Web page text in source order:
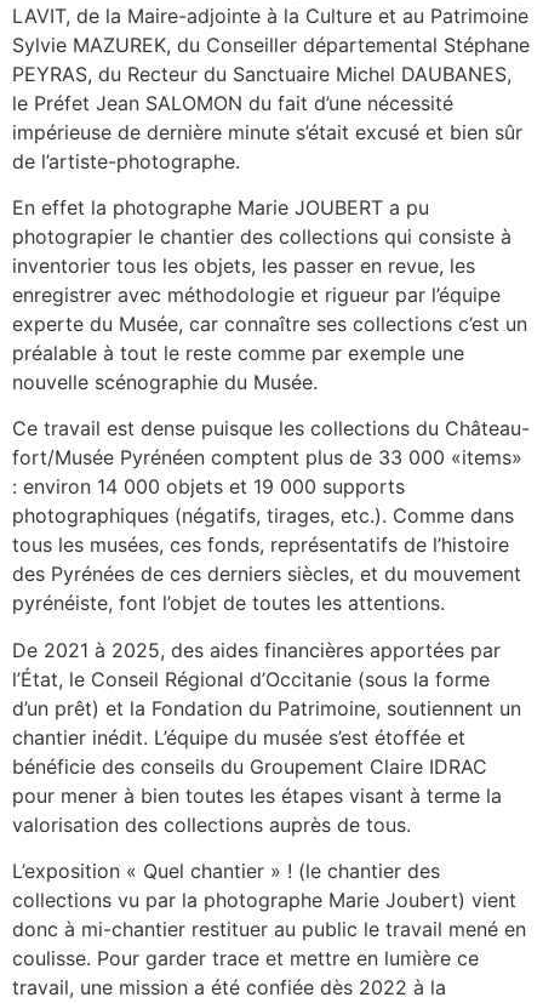
LAVIT, de la Maire-adjointe à la Culture et au Patrimoine
Sylvie MAZUREK, du Conseiller départemental Stéphane
PEYRAS, du Recteur du Sanctuaire Michel DAUBANES,
le Préfet Jean SALOMON du fait d’une nécessité
impérieuse de dernière minute s’était excusé et bien sûr
de l’artiste-photographe.
En effet la photographe Marie JOUBERT a pu
photograpier le chantier des collections qui consiste à
inventorier tous les objets, les passer en revue, les
enregistrer avec méthodologie et rigueur par l’équipe
experte du Musée, car connaître ses collections c’est un
préalable à tout le reste comme par exemple une
nouvelle scénographie du Musée.
Ce travail est dense puisque les collections du Château-
fort/Musée Pyrénéen comptent plus de 33 000 «items»
: environ 14 000 objets et 19 000 supports
photographiques (négatifs, tirages, etc.). Comme dans
tous les musées, ces fonds, représentatifs de l’histoire
des Pyrénées de ces derniers siècles, et du mouvement
pyrénéiste, font l’objet de toutes les attentions.
De 2021 à 2025, des aides financières apportées par
l’État, le Conseil Régional d’Occitanie (sous la forme
d’un prêt) et la Fondation du Patrimoine, soutiennent un
chantier inédit. L’équipe du musée s’est étoffée et
bénéficie des conseils du Groupement Claire IDRAC
pour mener à bien toutes les étapes visant à terme la
valorisation des collections auprès de tous.
L’exposition « Quel chantier » ! (le chantier des
collections vu par la photographe Marie Joubert) vient
donc à mi-chantier restituer au public le travail mené en
coulisse. Pour garder trace et mettre en lumière ce
travail, une mission a été confiée dès 2022 à la